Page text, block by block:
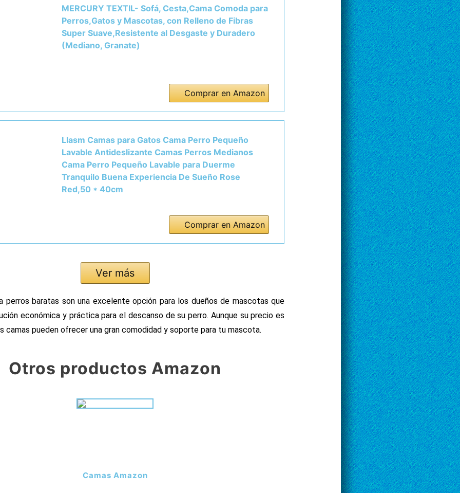
MERCURY TEXTIL- Sofá, Cesta,Cama Comoda para
Perros,Gatos y Mascotas, con Relleno de Fibras
Super Suave,Resistente al Desgaste y Duradero
(Mediano, Granate)
Comprar en Amazon
Llasm Camas para Gatos Cama Perro Pequeño
Lavable Antideslizante Camas Perros Medianos
Cama Perro Pequeño Lavable para Duerme
Tranquilo Buena Experiencia De Sueño Rose
Red,50 * 40cm
Comprar en Amazon
Ver más
perros baratas son una excelente opción para los dueños de mascotas que
económica y práctica para el descanso de su perro. Aunque su precio es
camas pueden ofrecer una gran comodidad y soporte para tu mascota.
Otros productos Amazon
Camas Amazon